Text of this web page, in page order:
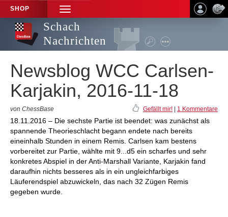
SHOP
TOGGLE
NAVIGATION
Schach
Nachrichten
Newsblog WCC Carlsen-
Karjakin, 2016-11-18
von ChessBase Gefällt mir! 1 Kommentare
18.11.2016 – Die sechste Partie ist beendet: was zunächst als
spannende Theorieschlacht begann endete nach bereits
eineinhalb Stunden in einem Remis. Carlsen kam bestens
vorbereitet zur Partie, wählte mit 9...d5 ein scharfes und sehr
konkretes Abspiel in der Anti-Marshall Variante, Karjakin fand
daraufhin nichts besseres als in ein ungleichfarbiges
Läuferendspiel abzuwickeln, das nach 32 Zügen Remis
gegeben wurde.